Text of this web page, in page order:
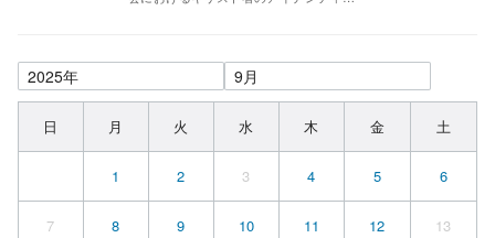
日 月 火 水 木 金 土
1 2 3 4 5 6
7 8 9 10 11 12 13